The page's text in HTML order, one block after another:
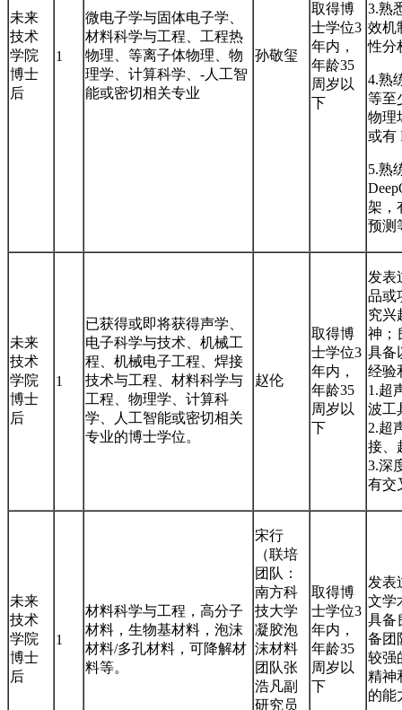
未来
技术
学院
博士
后
1
微电子学与固体电子学、
材料科学与工程、工程热
物理、等离子体物理、物
理学、计算科学、-人工智
能或密切相关专业
孙敬玺
取得博
士学位3
年内，
年龄35
周岁以
下
3.熟
效机
性分
4.熟
等至
物理
或有
5.熟
架，
预测
未来
技术
学院
博士
后
1
已获得或即将获得声学、
电子科学与技术、机械工
程、机械电子工程、焊接
技术与工程、材料科学与
工程、物理学、计算科
学、人工智能或密切相关
专业的博士学位。
赵伦
取得博
士学位3
年内，
年龄35
周岁以
下
发表
品或
究兴
神；
具备
经验
1.超
波工
2.超
接、
3.深
有交
未来
技术
学院
博士
后
1
材料科学与工程，高分子
材料，生物基材料，泡沫
材料/多孔材料，可降解材
料等。
宋行
（联培
团队：
南方科
技大学
凝胶泡
沫材料
团队张
浩凡副
研究员
取得博
士学位3
年内，
年龄35
周岁以
下
发表
文学
具备
备团
较强
精神
的能